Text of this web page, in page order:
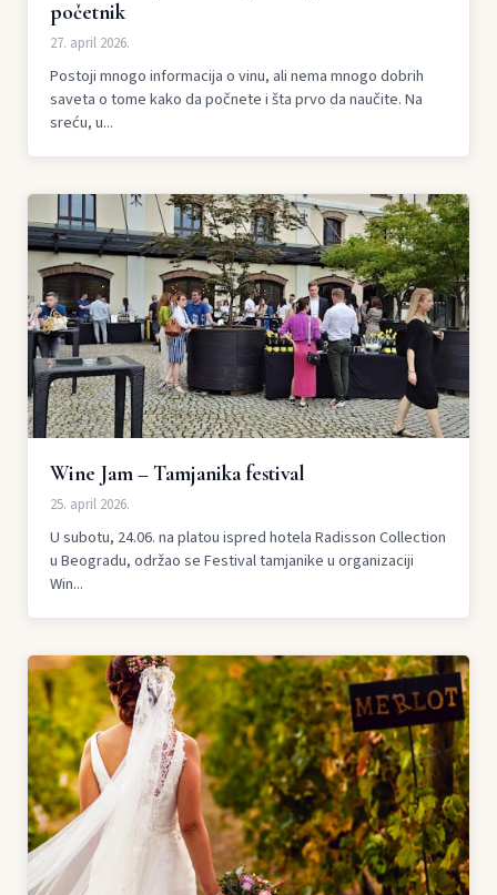
početnik
27. april 2026.
Postoji mnogo informacija o vinu, ali nema mnogo dobrih
saveta o tome kako da počnete i šta prvo da naučite. Na
sreću, u...
Wine Jam – Tamjanika festival
25. april 2026.
U subotu, 24.06. na platou ispred hotela Radisson Collection
u Beogradu, održao se Festival tamjanike u organizaciji
Win...